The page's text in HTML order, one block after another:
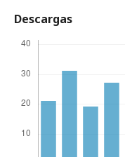
Descargas